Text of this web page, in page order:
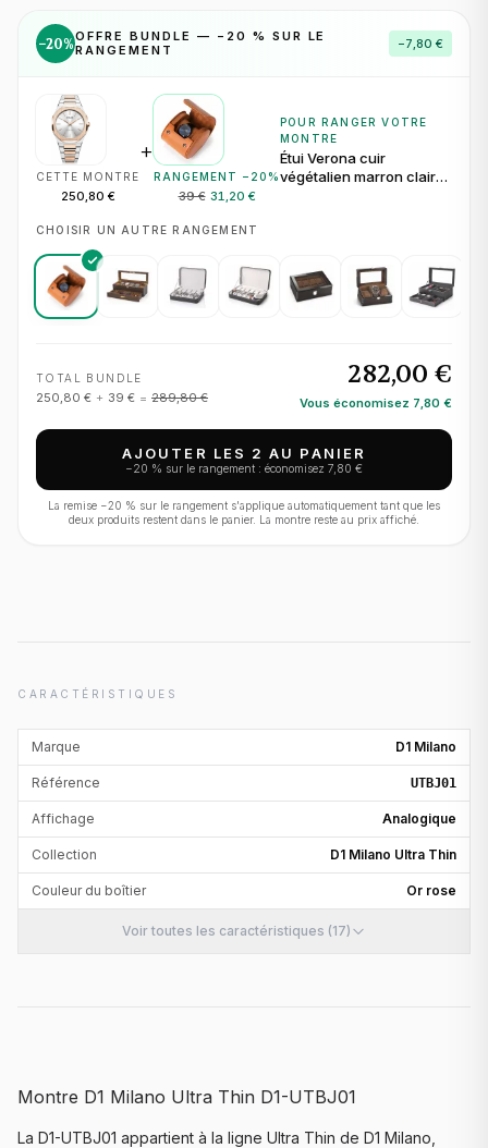
−20%OFFRE BUNDLE — − 20 % SUR LE
RANGEMENT
−7,80 €
CETTE MONTRE
250,80 €
+
RANGEMENT − 20 %
39 € 31,20 €
POUR RANGER VOTRE
MONTRE
Étui Verona cuir
végétalien marron clair
CHOISIR UN AUTRE RANGEMENT
TOTAL BUNDLE
250,80 € + 39 € = 289,80 €
282,00 €
Vous économisez 7,80 €
AJOUTER LES 2 AU PANIER
−20 % sur le rangement : économisez 7,80 €
La remise −20 % sur le rangement s'applique automatiquement tant que les
deux produits restent dans le panier. La montre reste au prix affiché.
CARACTÉRISTIQUES
Marque D1 Milano
Référence UTBJ01
Affichage Analogique
Collection D1 Milano Ultra Thin
Couleur du boîtier Or rose
Voir toutes les caractéristiques (17)
Montre D1 Milano Ultra Thin D1-UTBJ01
La D1-UTBJ01 appartient à la ligne Ultra Thin de D1 Milano,